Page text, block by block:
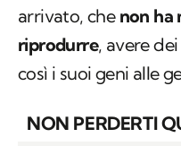
arrivato, chenon ha
riprodurre, avere
così i suoi geni alle
NON PERDERTI